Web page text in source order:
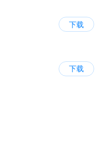
下载
下载